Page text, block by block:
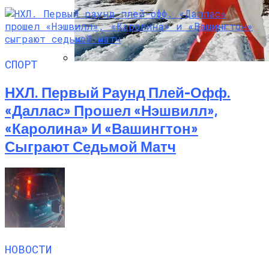
Хранит Свои Наряды Для Дочери Рани
СПОРТ
НХЛ. Первый Раунд Плей-Офф.
«Даллас» Прошел «Нэшвилл»,
«Каролина» И «Вашингтон»
Сыграют Седьмой Матч
НОВОСТИ